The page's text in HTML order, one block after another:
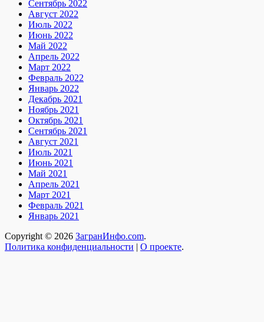
Сентябрь 2022
Август 2022
Июль 2022
Июнь 2022
Май 2022
Апрель 2022
Март 2022
Февраль 2022
Январь 2022
Декабрь 2021
Ноябрь 2021
Октябрь 2021
Сентябрь 2021
Август 2021
Июль 2021
Июнь 2021
Май 2021
Апрель 2021
Март 2021
Февраль 2021
Январь 2021
Copyright © 2026 ЗагранИнфо.com.
Политика конфиденциальности | О проекте.